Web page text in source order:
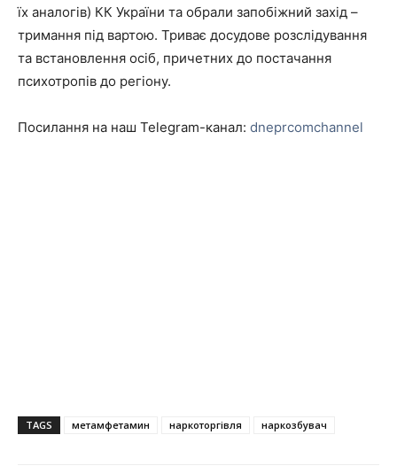
їх аналогів) КК України та обрали запобіжний захід –
тримання під вартою. Триває досудове розслідування
та встановлення осіб, причетних до постачання
психотропів до регіону.
Посилання на наш Telegram-канал: dneprcomchannel
TAGS метамфетамин наркоторгівля наркозбувач